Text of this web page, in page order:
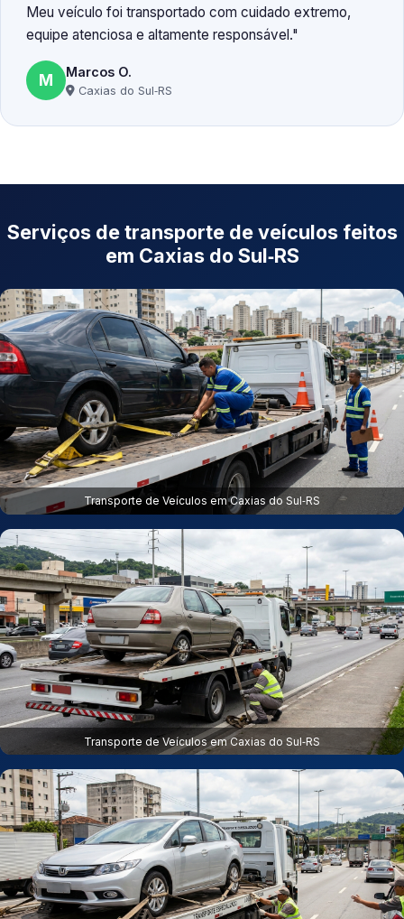
Meu veículo foi transportado com cuidado extremo,
equipe atenciosa e altamente responsável.
M Marcos O.
Caxias do Sul‑RS
Serviços de transporte de veículos feitos
em Caxias do Sul‑RS
Transporte de Veículos em Caxias do Sul‑RS
Transporte de Veículos em Caxias do Sul‑RS